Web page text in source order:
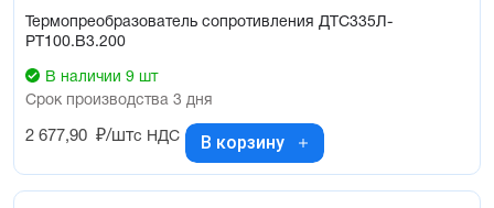
Термопреобразователь сопротивления ДТС335Л-
РТ100.В3.200
В наличии 9 шт
Срок производства 3 дня
2 677,90 ₽/штс НДС В корзину